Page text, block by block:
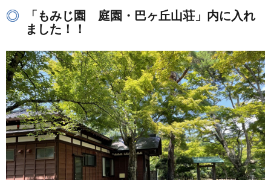
「もみじ園 庭園・巴ヶ丘山荘」内に入れ
ました！！